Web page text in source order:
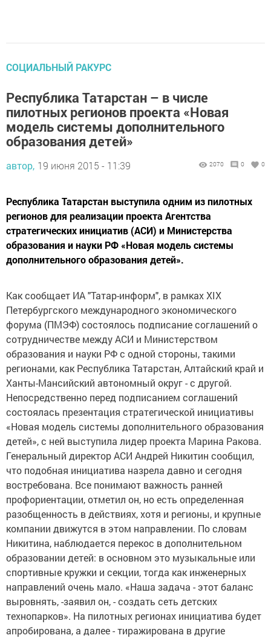
СОЦИАЛЬНЫЙ РАКУРС
Республика Татарстан – в числе
пилотных регионов проекта «Новая
модель системы дополнительного
образования детей»
автор, 19 июня 2015 - 11:39 2070 0 0
Республика Татарстан выступила одним из пилотных
регионов для реализации проекта Агентства
стратегических инициатив (АСИ) и Министерства
образования и науки РФ «Новая модель системы
дополнительного образования детей».
Как сообщает ИА "Татар-информ", в рамках XIX
Петербургского международного экономического
форума (ПМЭФ) состоялось подписание соглашений о
сотрудничестве между АСИ и Министерством
образования и науки РФ с одной стороны, такими
регионами, как Республика Татарстан, Алтайский край и
Ханты-Мансийский автономный округ - с другой.
Непосредственно перед подписанием соглашений
состоялась презентация стратегической инициативы
«Новая модель системы дополнительного образования
детей», с ней выступила лидер проекта Марина Ракова.
Генеральный директор АСИ Андрей Никитин сообщил,
что подобная инициатива назрела давно и сегодня
востребована. Все понимают важность ранней
профориентации, отметил он, но есть определенная
разобщенность в действиях, хотя и регионы, и крупные
компании движутся в этом направлении. По словам
Никитина, наблюдается перекос в дополнительном
образовании детей: в основном это музыкальные или
спортивные кружки и секции, тогда как инженерных
направлений очень мало. «Наша задача - этот баланс
выровнять, -заявил он, - создать сеть детских
технопарков». На пилотных регионах инициатива будет
апробирована, а далее - тиражирована в другие